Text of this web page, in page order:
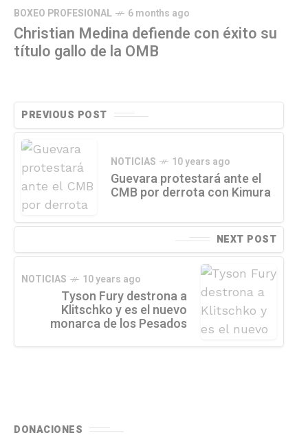
BOXEO PROFESIONAL 6 months ago
Christian Medina defiende con éxito su
título gallo de la OMB
PREVIOUS POST
NOTICIAS 10 years ago
Guevara protestará ante el
CMB por derrota con Kimura
NEXT POST
NOTICIAS 10 years ago
Tyson Fury destrona a
Klitschko y es el nuevo
monarca de los Pesados
DONACIONES